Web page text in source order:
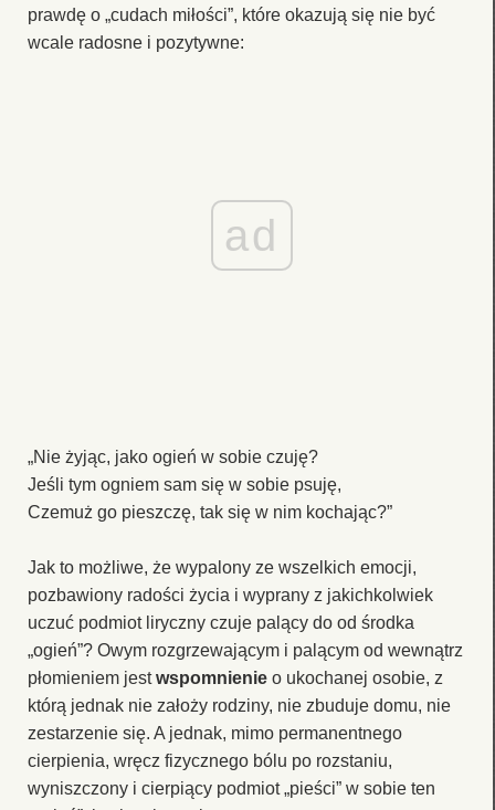
prawdę o „cudach miłości”, które okazują się nie być
wcale radosne i pozytywne:
ad
„Nie żyjąc, jako ogień w sobie czuję?
Jeśli tym ogniem sam się w sobie psuję,
Czemuż go pieszczę, tak się w nim kochając?”
Jak to możliwe, że wypalony ze wszelkich emocji,
pozbawiony radości życia i wyprany z jakichkolwiek
uczuć podmiot liryczny czuje palący do od środka
„ogień”? Owym rozgrzewającym i palącym od wewnątrz
płomieniem jestwspomnienie o ukochanej osobie, z
którą jednak nie założy rodziny, nie zbuduje domu, nie
zestarzenie się. A jednak, mimo permanentnego
cierpienia, wręcz fizycznego bólu po rozstaniu,
wyniszczony i cierpiący podmiot „pieści” w sobie ten